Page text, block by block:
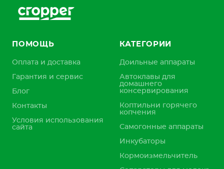
ПОМОЩЬ
Оплата и доставка
Гарантия и сервис
Блог
Контакты
Условия использования
сайта
КАТЕГОРИИ
Доильные аппараты
Автоклавы для
домашнего
консервирования
Коптильни горячего
копчения
Самогонные аппараты
Инкубаторы
Кормоизмельчитель